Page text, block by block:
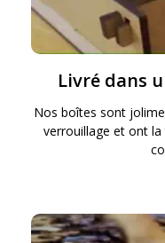
Livré dans
Nos boîtes sont
verrouillage et ont